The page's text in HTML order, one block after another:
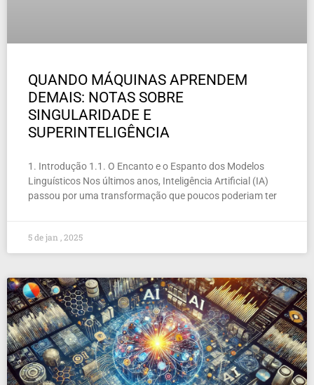
QUANDO MÁQUINAS APRENDEM
DEMAIS: NOTAS SOBRE
SINGULARIDADE E
SUPERINTELIGÊNCIA
1. Introdução 1.1. O Encanto e o Espanto dos Modelos
Linguísticos Nos últimos anos, Inteligência Artificial (IA)
passou por uma transformação que poucos poderiam ter
5 de jan , 2025